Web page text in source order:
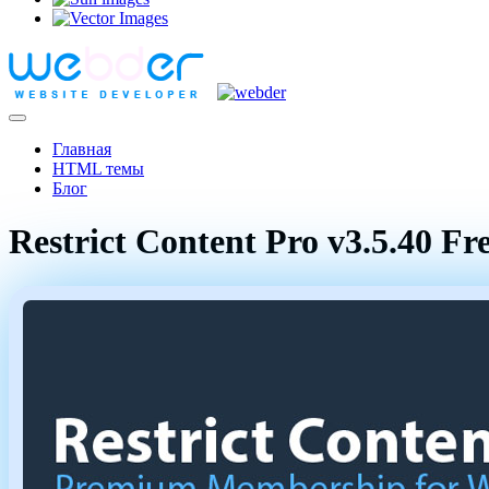
Главная
HTML темы
Блог
Restrict Content Pro v3.5.40